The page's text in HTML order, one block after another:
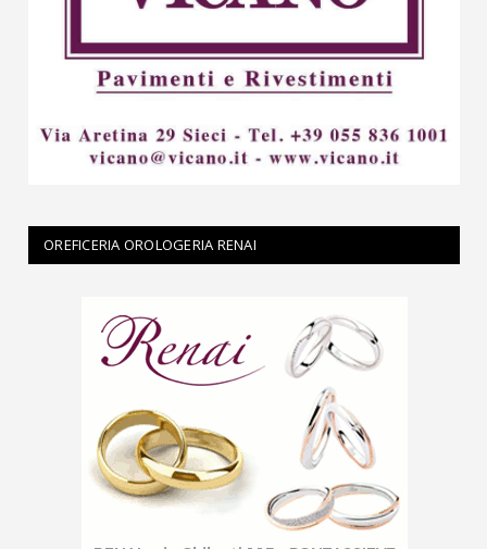
OREFICERIA OROLOGERIA RENAI